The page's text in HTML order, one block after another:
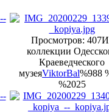
Просмотров: 407
коллекции
Краеведческого
музеяViktorBal%988
%2025